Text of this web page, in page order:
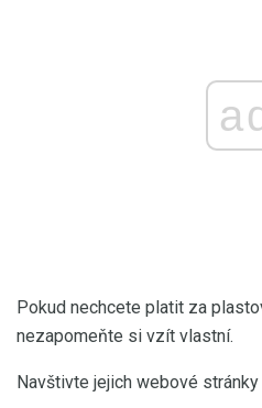
Pokud nechcete platit za
nezapomeňte si vzít vlastní.
Navštivte jejich webové stránky